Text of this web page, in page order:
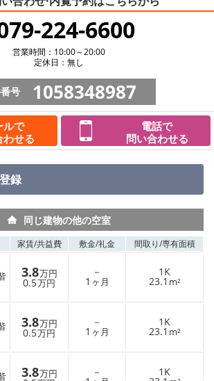
224-6600
営業時間：10:00～20:00
定休日：無し
号 1058348987
ルで
わせる
電話で
問い合わせる
登録
同じ建物の他の空室
家賃/共益費 敷金/礼金 間取り/専有面積
3.8万円
0.5万円
－
1 ヶ月
1K
23.1 m²
3.8万円
0.5万円
－
1 ヶ月
1K
23.1 m²
3.8万円 － 1K